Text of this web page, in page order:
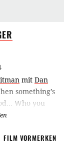
mit Dan
something’s
Who you
FILM VORMERKEN